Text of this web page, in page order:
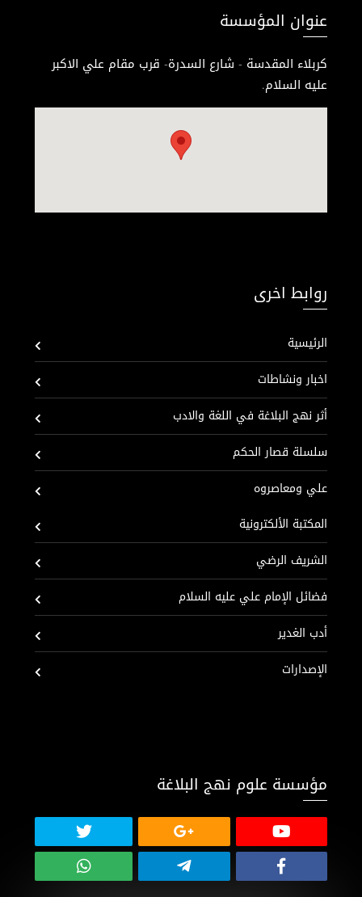
عنوان المؤسسة
كربلاء المقدسة - شارع السدرة- قرب مقام علي الاكبر
عليه السلام.
روابط اخرى
الرئيسية
اخبار ونشاطات
أثر نهج البلاغة في اللغة والادب
سلسلة قصار الحكم
علي ومعاصروه
المكتبة الألكترونية
الشريف الرضي
فضائل الإمام علي عليه السلام
أدب الغدير
الإصدارات
مؤسسة علوم نهج البلاغة